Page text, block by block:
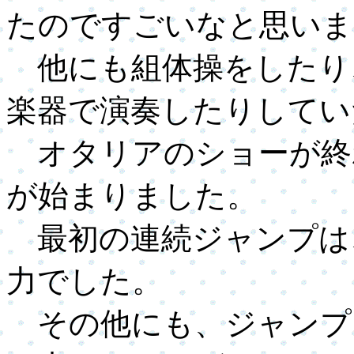
たのですごいなと思い
他にも組体操をしたり
楽器で演奏したりして
オタリアのショーが終
が始まりました。
最初の連続ジャンプ
力でした。
その他にも、ジャン